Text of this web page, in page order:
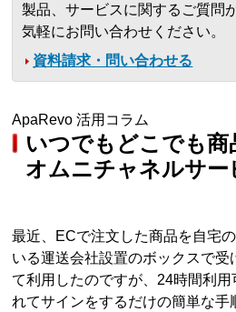
製品、サービスに関するご質問
気軽にお問い合わせください。
資料請求・問い合わせる
ApaRevo 活用コラム
いつでもどこでも商
オムニチャネルサー
最近、ECで注文した商品を自宅
いる運送会社設置のボックスで受
て利用したのですが、24時間利
れてサインをするだけの簡単な手